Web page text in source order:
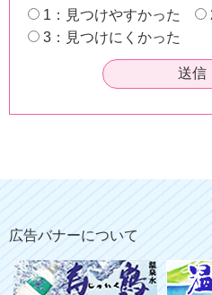
1：見つけやすかった
3：見つけにくかった
広告バナーについて